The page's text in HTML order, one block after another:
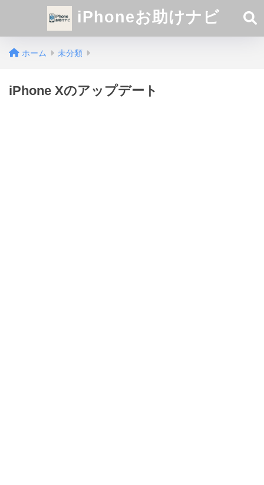
iPhoneお助けナビ
ホーム 未分類
iPhone Xのアップデート